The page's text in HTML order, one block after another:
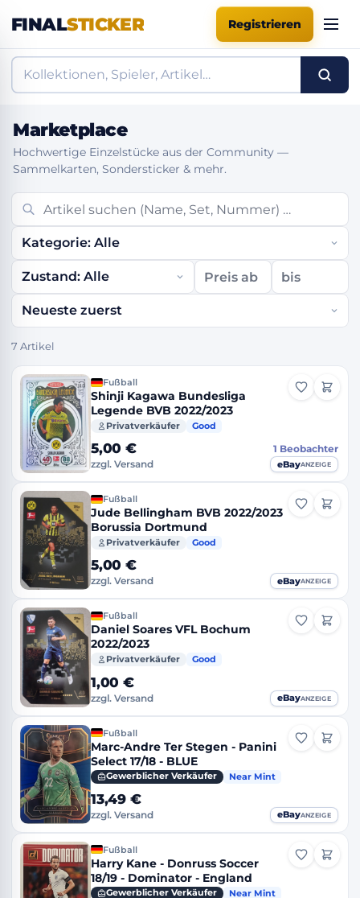
FINALSTICKER Registrieren
Marketplace
Hochwertige Einzelstücke aus der Community —
Sammelkarten, Sondersticker & mehr.
7 Artikel
Fußball
Shinji Kagawa Bundesliga
Legende BVB 2022/2023
Privatverkäufer Good
5,00 €
zzgl. Versand
1 Beobachter
eBayANZEIGE
Fußball
Jude Bellingham BVB 2022/2023
Borussia Dortmund
Privatverkäufer Good
5,00 €
zzgl. Versand eBayANZEIGE
Fußball
Daniel Soares VFL Bochum
2022/2023
Privatverkäufer Good
1,00 €
zzgl. Versand eBayANZEIGE
Fußball
Marc-Andre Ter Stegen - Panini
Select 17/18 - BLUE
Gewerblicher Verkäufer Near Mint
13,49 €
zzgl. Versand eBayANZEIGE
Fußball
Harry Kane - Donruss Soccer
18/19 - Dominator - England
Gewerblicher Verkäufer Near Mint